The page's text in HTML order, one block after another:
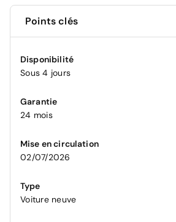
Points clés
Disponibilité
Sous 4 jours
Garantie
24 mois
Mise en circulation
02/07/2026
Type
Voiture neuve